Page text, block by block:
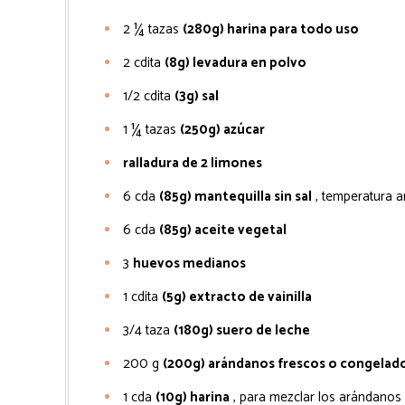
2 ¼tazas (280g) harina para todo uso
2cdita (8g) levadura en polvo
1/2cdita (3g) sal
1 ¼tazas (250g) azúcar
ralladura de 2 limones
6 cda (85g) mantequilla sin sal , temperatura
6 cda (85g) aceite vegetal
3 huevos medianos
1 cdita (5g) extracto de vainilla
3/4taza (180g) suero de leche
200 g (200g) arándanos frescos o
1 cda (10g) harina , para mezclar los arándanos